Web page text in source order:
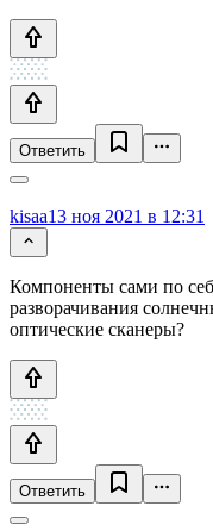
Ответить
kisaa13 ноя 2021 в 12:31
Компоненты сами по
разворачивания
оптические сканеры?
Ответить